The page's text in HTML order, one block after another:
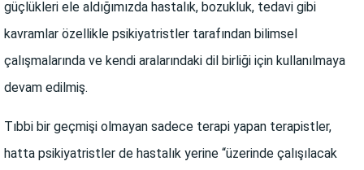
güçlükleri ele aldığımızda hastalık, bozukluk, tedavi gibi
kavramlar özellikle psikiyatristler tarafından bilimsel
çalışmalarında ve kendi aralarındaki dil birliği için kullanılmaya
devam edilmiş.
Tıbbi bir geçmişi olmayan sadece terapi yapan terapistler,
hatta psikiyatristler de hastalık yerine “üzerinde çalışılacak